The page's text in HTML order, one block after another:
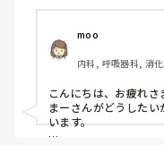
い』『一人を持って
受け持ち1人になりまし
複数受け持ちに戻るよ
と業務に臨んできまし
そして最近師長さんに
ンターとかのほうがい
りないから育てる余裕
いろんな働き方あるよ
moo
内科, 呼吸器科, 消
こんにちは、お疲れさ
まーさんがどうした
います。